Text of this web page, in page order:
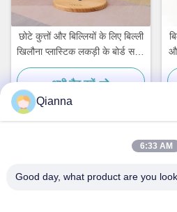
छोटे कुत्तों और बिल्लियों के लिए बिल्ली
खिलौना प्लास्टिक लकड़ी के बोर्ड सरल
और व्यावहारिक
अभी चैट करें
Qianna
6:33 AM
Good day, what product are you